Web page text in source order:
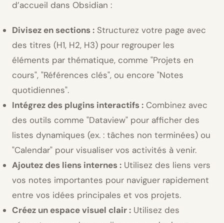
d’accueil dans Obsidian :
Divisez en sections : Structurez votre page avec
des titres (H1, H2, H3) pour regrouper les
éléments par thématique, comme Projets en
cours , Références clés , ou encore Notes
quotidiennes .
Intégrez des plugins interactifs : Combinez avec
des outils comme Dataview pour afficher des
listes dynamiques (ex. : tâches non terminées) ou
Calendar pour visualiser vos activités à venir.
Ajoutez des liens internes : Utilisez des liens vers
vos notes importantes pour naviguer rapidement
entre vos idées principales et vos projets.
Créez un espace visuel clair : Utilisez des